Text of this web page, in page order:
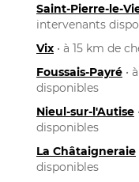
Saint-Pierre-le-
intervenants
Vix • à 15 km de
Foussais-Payré •
disponibles
Nieul-sur-l'Autise
disponibles
La Châtaigneraie
disponibles